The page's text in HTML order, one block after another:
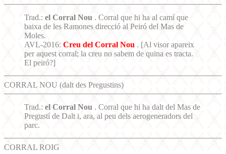
Trad.: el Corral Nou . Corral que hi ha al camí que
baixa de les Ramones direcció al Peiró del Mas de
Moles.
AVL-2016: Creu del Corral Nou . [Al visor apareix
per aquest corral; la creu no sabem de quina es tracta.
El peiró?]
CORRAL NOU (dalt des Pregustins)
Trad.: el Corral Nou . Corral que hi ha dalt del Mas de
Pregustí de Dalt i, ara, al peu dels aerogeneradors del
parc.
CORRAL ROIG